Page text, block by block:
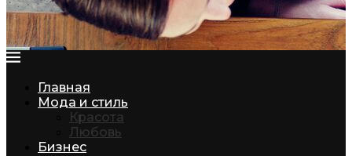
Главная
Мода и стиль
Красота
Любовь
Бизнес